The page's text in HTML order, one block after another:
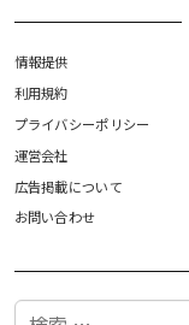
情報提供
利用規約
プライバシーポリシー
運営会社
広告掲載について
お問い合わせ
検